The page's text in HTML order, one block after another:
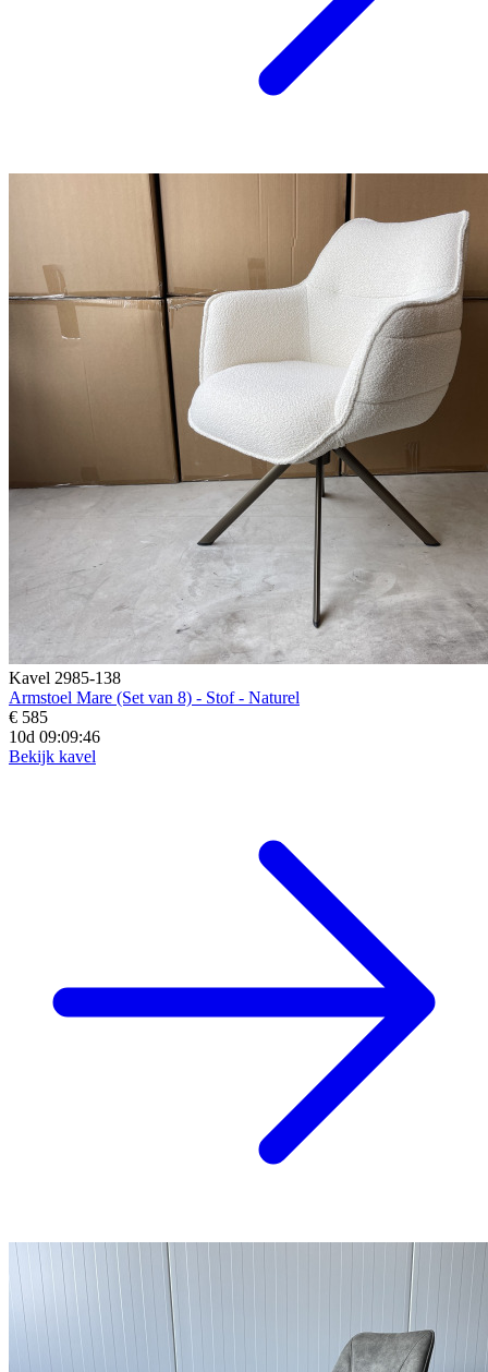
Kavel 2985-138
Armstoel Mare (Set van 8) - Stof - Naturel
€ 585
10d 09:09:44
Bekijk kavel